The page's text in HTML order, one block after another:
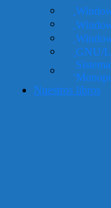
GNU/
Nuestros libros